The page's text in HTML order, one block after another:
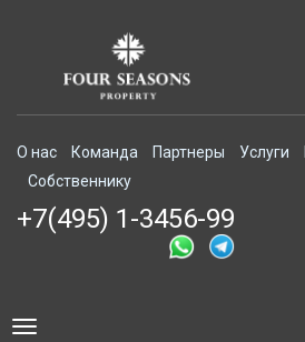
О нас Команда Партнеры Услуги
Собственнику
+7(495) 1-3456-99
Toggle